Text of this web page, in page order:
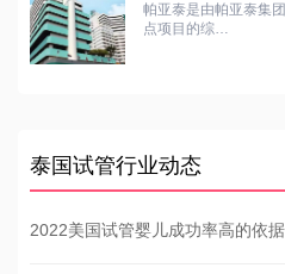
帕亚泰是由帕亚泰集
点项目的综…
泰国试管行业动态
2022美国试管婴儿成功率高的依据